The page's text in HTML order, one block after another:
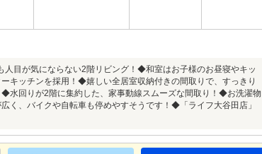
目が気にならない2階リビング！◆和室はお子様のお昼寝やキッ
キッチンを採用！◆嬉しい全居室収納付きの間取りで、すっきり
水回りが2階に集約した、家事動線スムーズな間取り！◆お洗濯物
く、バイクや自転車も停めやすそうです！◆「ライフ大谷田店」